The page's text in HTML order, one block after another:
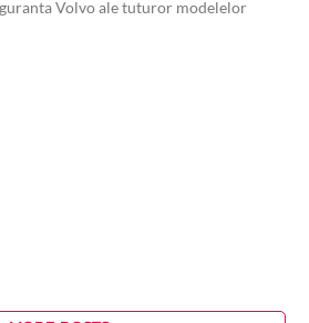
Volvo ale tuturor modelelor